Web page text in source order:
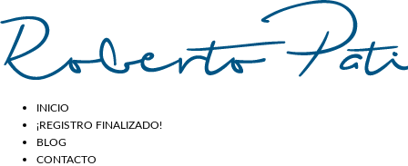
INICIO
¡REGISTRO FINALIZADO!
BLOG
CONTACTO